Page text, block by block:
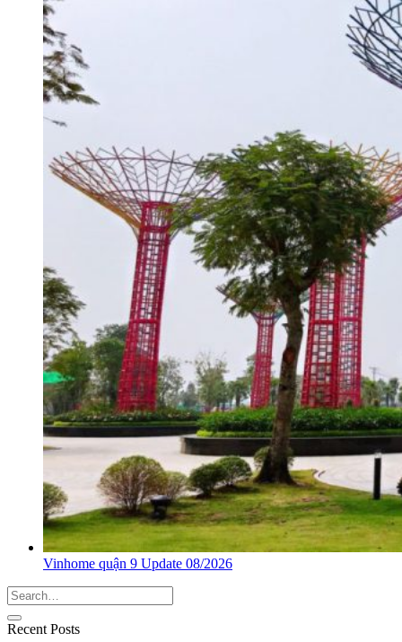
Vinhome quận 9 Update 08/2026
Recent Posts